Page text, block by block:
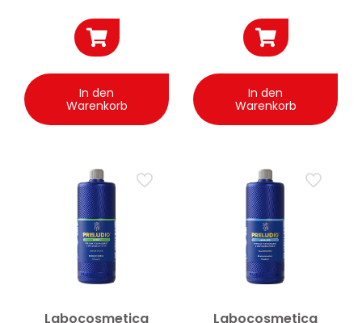
In den
Warenkorb
In den
Warenkorb
Labocosmetica Labocosmetica